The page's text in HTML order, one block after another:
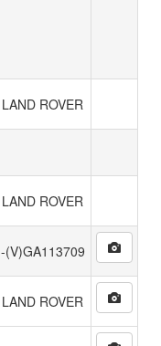
LAND ROVER
LAND ROVER
-(V)GA113709
LAND ROVER